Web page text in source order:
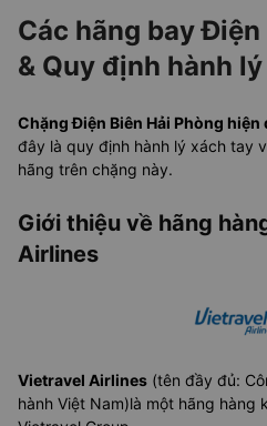
Các hãng bay
& Quy định hành lý
Chặng Điện Biên Hải Phòng
đây là quy định hành lý xách tay
hãng trên chặng này.
Giới thiệu về hãng
Airlines
Vietravel Airlines (tên đầy đủ:
hành Việt Nam)là một hãng hàng